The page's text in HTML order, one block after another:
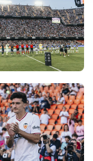
United FC